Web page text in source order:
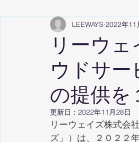
リーウ
ウドサー
の提供を
LEEWAYS 2022年11
更新日： 2022年11月28日
リーウェイズ株式会
ズ」）は、２０２２